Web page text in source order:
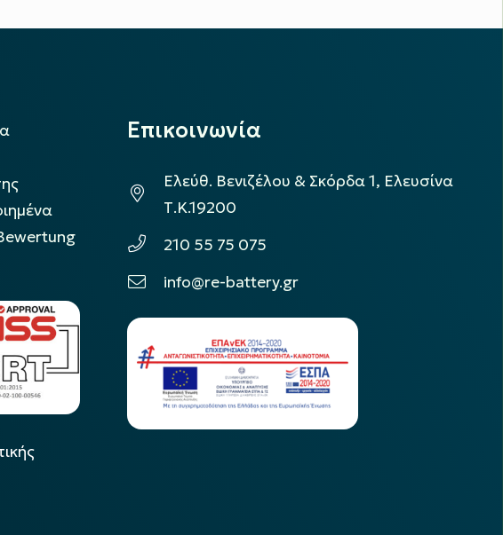
Επικοινωνία
Ελεύθ. Βενιζέλου & Σκόρδα 1, Ελευσίνα
Τ.Κ.19200
210 55 75 075
info@re-battery.gr